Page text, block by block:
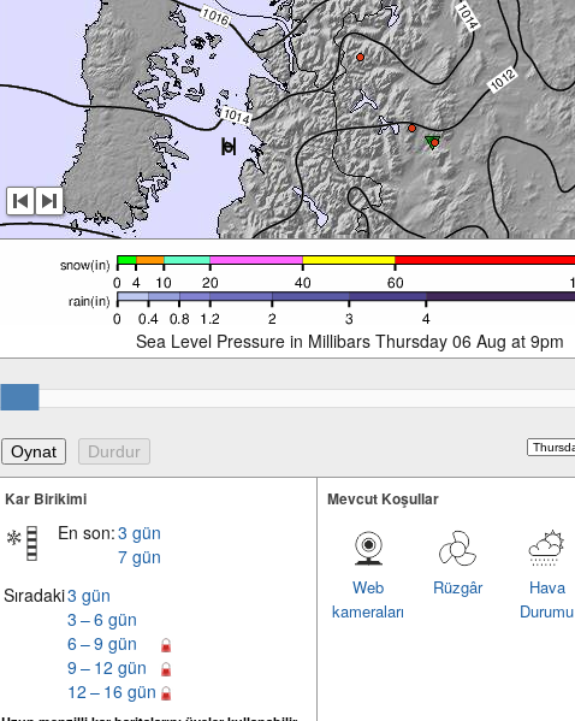
Sea Level Pressure in Millibars Thursday 06 Aug at 9pm
Kar Birikimi
En son:3 gün
7 gün
Sıradaki3 gün
3 – 6 gün
6 – 9 gün
9 – 12 gün
12 – 16 gün
Mevcut Koşullar
Hava
Durumu
Rüzgâr
Web
kameraları